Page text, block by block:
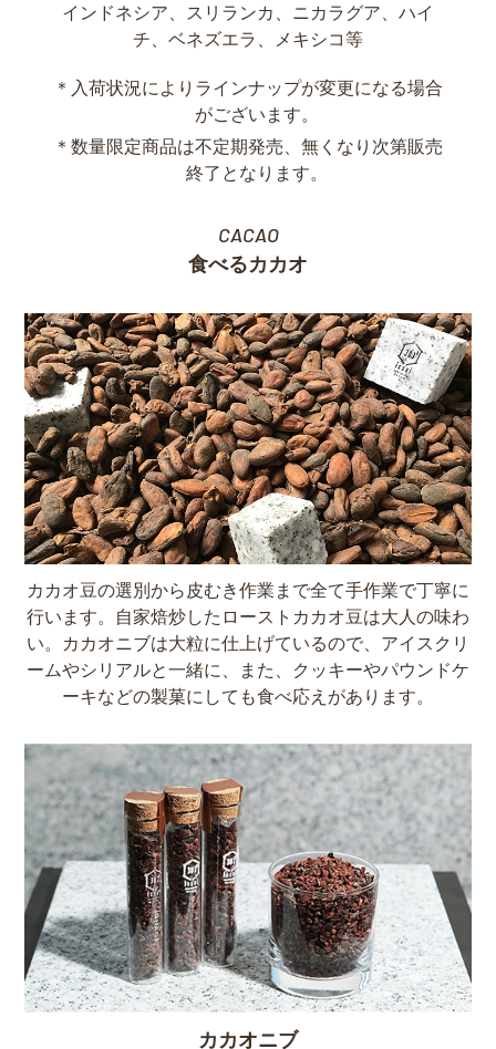
インドネシア、スリランカ、ニカラグア、ハイ
チ、ベネズエラ、メキシコ等
＊入荷状況によりラインナップが変更になる場合
がございます。
＊数量限定商品は不定期発売、無くなり次第販売
終了となります。
CACAO
食べるカカオ
カカオ豆の選別から皮むき作業まで全て手作業で丁寧に
行います。自家焙炒したローストカカオ豆は大人の味わ
い。カカオニブは大粒に仕上げているので、アイスクリ
ームやシリアルと一緒に、また、クッキーやパウンドケ
ーキなどの製菓にしても食べ応えがあります。
カカオニブ